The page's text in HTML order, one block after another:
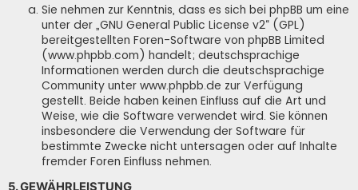
Sie nehmen zur Kenntnis, dass es sich bei phpBB um eine
unter der „GNU General Public License v2“ (GPL)
bereitgestellten Foren-Software von phpBB Limited
(www.phpbb.com) handelt; deutschsprachige
Informationen werden durch die deutschsprachige
Community unter www.phpbb.de zur Verfügung
gestellt. Beide haben keinen Einfluss auf die Art und
Weise, wie die Software verwendet wird. Sie können
insbesondere die Verwendung der Software für
bestimmte Zwecke nicht untersagen oder auf Inhalte
fremder Foren Einfluss nehmen.
5. GEWÄHRLEISTUNG